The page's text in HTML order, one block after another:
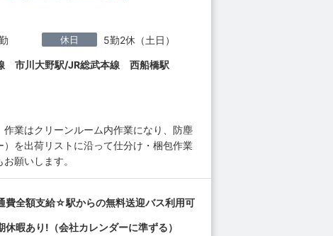
休日 5勤2休（土日）
市川大野駅/JR総武本線 西船橋駅
業はクリーンルーム内作業になり、防塵
を出荷リストに沿って仕分け・梱包作業
願いします。
費全額支給☆駅からの無料送迎バス利用可
休暇あり!（会社カレンダーに準ずる）